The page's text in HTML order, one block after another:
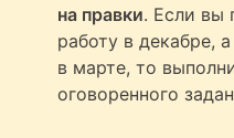
на правки. Если вы
работу в декабре,
в марте, то
оговоренного